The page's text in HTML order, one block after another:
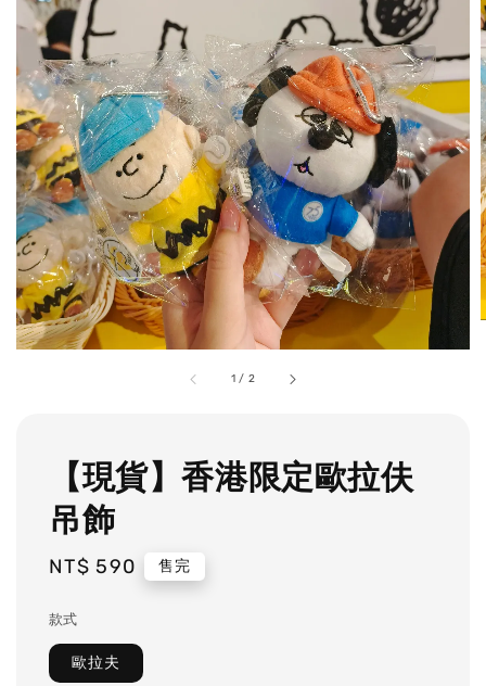
1 / 2
【現貨】香港限定歐拉伕
吊飾
Regular
NT$ 590 售完
款式
歐拉夫